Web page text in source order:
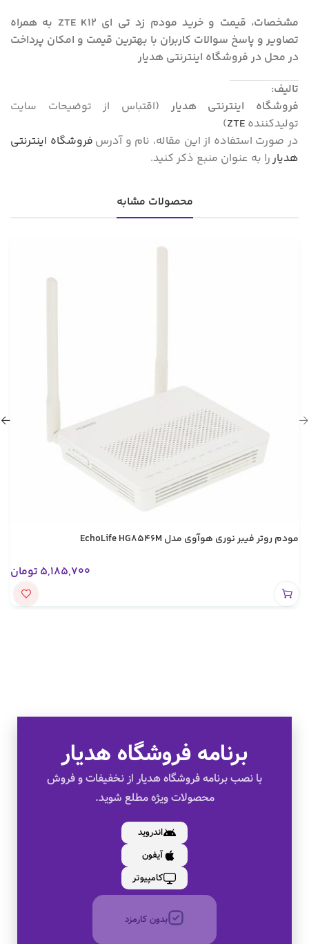
مشخصات، قیمت و خرید مودم زد تی ای ZTE K12
به همراه
تصاویر و پاسخ سوالات کاربران با بهترین قیمت و امکان پرداخت
در محل در فروشگاه اینترنتی هدیار
تالیف:
فروشگاه اینترنتی هدیار (اقتباس از توضیحات سایت
تولیدکننده ZTE
)
در صورت استفاده از این مقاله، نام و آدرس فروشگاه اینترنتی
هدیاررا به عنوان منبع ذکر کنید.
محصولات مشابه
مودم روتر فیبر نوری هوآوی مدل EchoLife HG8546M
5,185,700 تومان
برنامه فروشگاه هدیار
با نصب برنامه فروشگاه هدیار از نخفیفات و فروش
محصولات ویژه مطلع شوید.
اندروید
آیفون
کامپیوتر
تخفیف های ویژه
کالای اصل
به صورت اقساط
بدون کارمزد